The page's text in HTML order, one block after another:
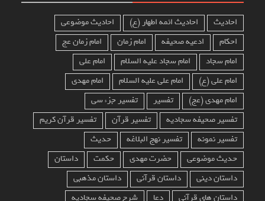
احادیث احادیث ائمه اطهار (ع)
احادیث موضوعی
احکام
ادعیه صحیفه امام زمان
امام زمان عج
امام سجاد
امام سجاد علیه السلام
امام علی
امام علی (ع)
امام علی علیه السلام
امام مهدی
امام مهدی (عج)
تفسیر
تفسیر جزء سی
تفسیر صحیفه سجادیه
تفسیر قرآن
تفسیر قرآن کریم
تفسیر نمونه
تفسیر نهج البلاغه
حدیث
حدیث موضوعی
حضرت مهدی حکمت
داستان
داستان دینی
داستان قرآنی
داستان مذهبی
داستان های قرآنی
دعا شرح صحیفه سجادیه